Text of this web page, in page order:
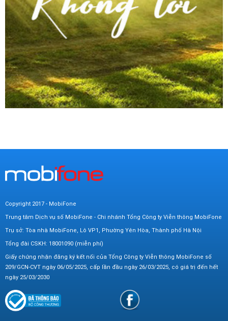
Copyright 2017 - MobiFone
Trung tâm Dịch vụ số MobiFone - Chi nhánh Tổng Công ty Viễn thông MobiFone
Trụ sở: Tòa nhà MobiFone, Lô VP1, Phường Yên Hòa, Thành phố Hà Nội
Tổng đài CSKH: 18001090 (miễn phí)
Giấy chứng nhận đăng ký kết nối của Tổng Công ty Viễn thông MobiFone số
209/GCN-CVT ngày 06/05/2025, cấp lần đầu ngày 26/03/2025, có giá trị đến hết
ngày 25/03/2030